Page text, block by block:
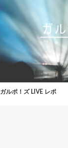
ガルポ！ズ LIVE レポ